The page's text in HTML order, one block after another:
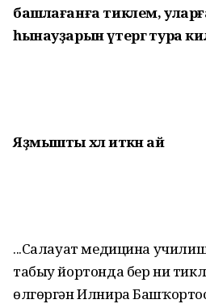
башлағанға тиклем,
һынауҙарын үтергә тура
Яҙмыштыхәл иткән ай
...Салауат медицина
табыу йортонда бер ни
өлгөргән Илнира